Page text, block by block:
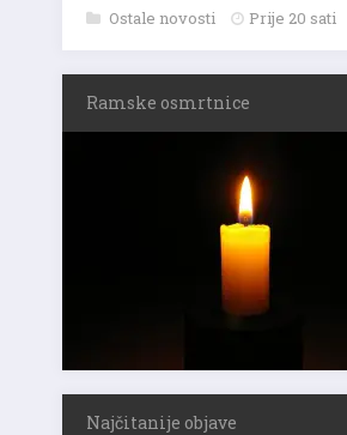
Ostale novosti Prije 20 sati
Ramske osmrtnice
Najčitanije objave